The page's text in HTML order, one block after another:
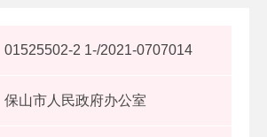
01525502-2 1-/2021-0707014
保山市人民政府办公室